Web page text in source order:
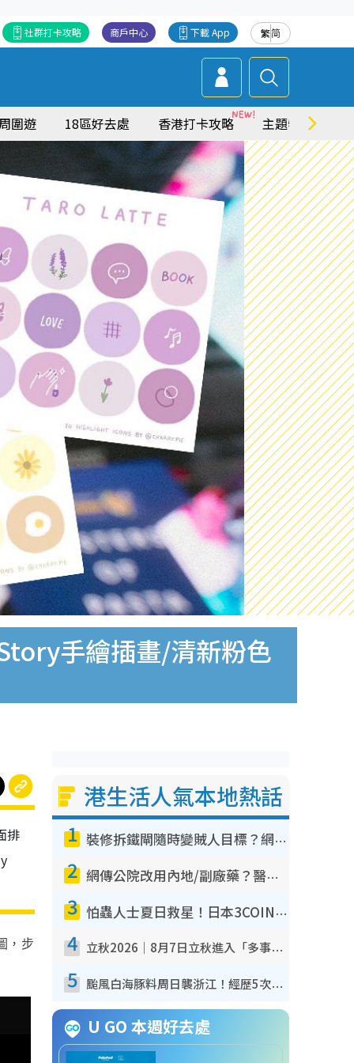
繁简
下載 App
商戶中心
社群打卡攻略
圍遊 18區好去處 香港打卡攻略 主題特集
手繪插畫/清新粉色
排
，步
港生活人氣本地熱話
1 裝修拆鐵閘隨時變賊人目標？網民揭2大關鍵用途：裝新式等於白裝？附新舊鐵閘分別
2 網傳公院改用內地/副廠藥？醫生拆解正副廠分別 揭4類人換藥隨時出事
3 怕蟲人士夏日救星！日本3COINS爆紅驅蟲神器$45起 1招「全程免觸碰」輕鬆搞定小強
4 立秋2026｜8月7日立秋進入「多事之秋」 3件事唔做得！專家教6招開運 清枱頭／銀包納氣接好運
5 颱風白海豚料周日襲浙江！經歷5次「眼牆置換」極罕見 成登陸內地最長途颱風
U GO 本週好去處